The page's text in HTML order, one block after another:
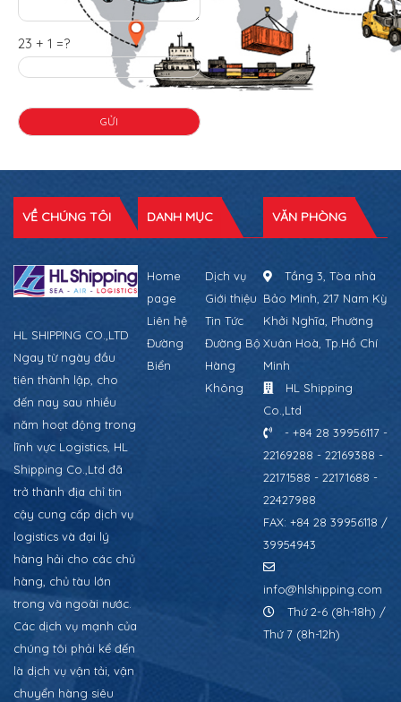
23 + 1 =?
VỀ CHÚNG TÔI
HL SHIPPING CO.,LTD
Ngay từ ngày đầu
tiên thành lập, cho
đến nay sau nhiều
năm hoạt động trong
lĩnh vực Logistics, HL
Shipping Co.,Ltd đã
trở thành địa chỉ tin
cậy cung cấp dịch vụ
logistics và đại lý
hàng hải cho các chủ
hàng, chủ tàu lớn
trong và ngoài nước.
Các dịch vụ mạnh của
chúng tôi phải kể đến
là dịch vụ vận tải, vận
chuyển hàng siêu
DANH MỤC
Home
page
Dịch vụ
Giới thiệu
Liên hệ
Tin Tức
Đường
Biển
Đường Bộ
Hàng
Không
VĂN PHÒNG
Tầng 3, Tòa nhà
Bảo Minh, 217 Nam Kỳ
Khởi Nghĩa, Phường
Xuân Hoà, Tp.Hồ Chí
Minh
HL Shipping
Co.,Ltd
- +84 28 39956117 -
22169288 - 22169388 -
22171588 - 22171688 -
22427988
FAX: +84 28 39956118 /
39954943
info@hlshipping.com
Thứ 2-6 (8h-18h) /
Thứ 7 (8h-12h)